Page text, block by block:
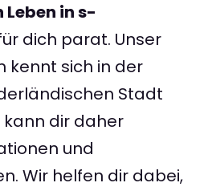
Leben in s-
dich parat. Unser
kennt sich in der
Stadt
dir daher
und
Wir helfen dir dabei,